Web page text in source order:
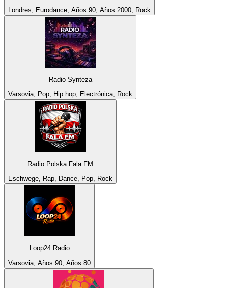
Londres, Eurodance, Años 90, Años 2000, Rock
Radio Synteza
Varsovia, Pop, Hip hop, Electrónica, Rock
Radio Polska Fala FM
Eschwege, Rap, Dance, Pop, Rock
Loop24 Radio
Varsovia, Años 90, Años 80